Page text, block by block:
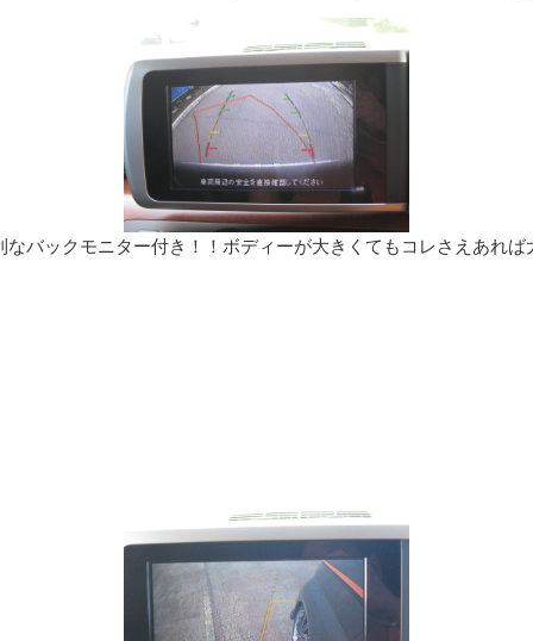
なバックモニター付き！！ボディーが大きくてもコレさえあれば